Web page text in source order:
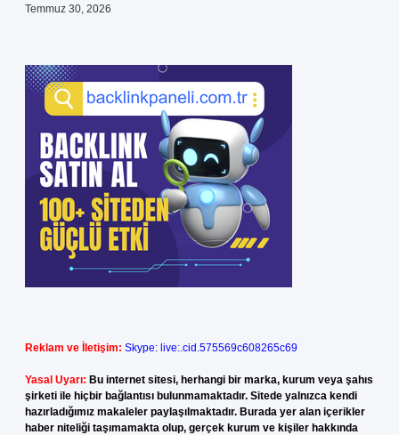
Temmuz 30, 2026
Reklam ve İletişim: Skype: live:.cid.575569c608265c69
Yasal Uyarı: Bu internet sitesi, herhangi bir marka, kurum veya şahıs
şirketi ile hiçbir bağlantısı bulunmamaktadır. Sitede yalnızca kendi
hazırladığımız makaleler paylaşılmaktadır. Burada yer alan içerikler
haber niteliği taşımamakta olup, gerçek kurum ve kişiler hakkında